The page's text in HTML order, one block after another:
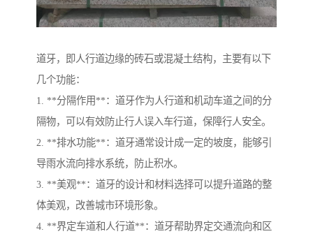
道牙，即人行道边缘的砖石或混凝土结构，主要有以下
几个功能：
1. **分隔作用**：道牙作为人行道和机动车道之间的分
隔物，可以有效防止行人误入车行道，保障行人安全。
2. **排水功能**：道牙通常设计成一定的坡度，能够引
导雨水流向排水系统，防止积水。
3. **美观**：道牙的设计和材料选择可以提升道路的整
体美观，改善城市环境形象。
4. **界定车道和人行道**：道牙帮助界定交通流向和区